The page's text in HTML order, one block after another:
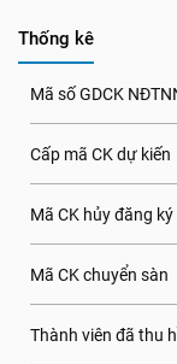
Thống kê
Mã số GDCK
Cấp mã CK dự kiến
Mã CK hủy đăng ký
Mã CK chuyển sàn
Thành viên đã thu